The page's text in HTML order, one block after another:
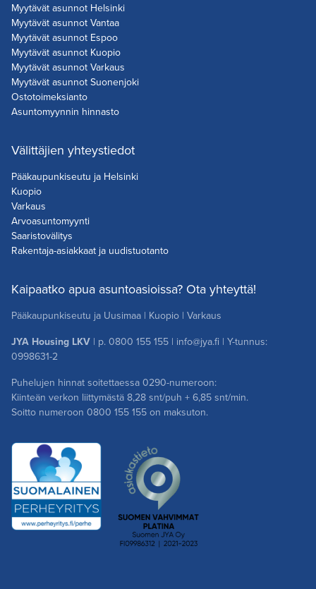
Myytävät asunnot Helsinki
Myytävät asunnot Vantaa
Myytävät asunnot Espoo
Myytävät asunnot Kuopio
Myytävät asunnot Varkaus
Myytävät asunnot Suonenjoki
Ostotoimeksianto
Asuntomyynnin hinnasto
Välittäjien yhteystiedot
Pääkaupunkiseutu ja Helsinki
Kuopio
Varkaus
Arvoasuntomyynti
Saaristovälitys
Rakentaja-asiakkaat ja uudistuotanto
Kaipaatko apua asuntoasioissa? Ota yhteyttä!
Pääkaupunkiseutu ja Uusimaa | Kuopio | Varkaus
JYA Housing LKV | p. 0800 155 155 | info@jya.fi | Y-tunnus:
0998631-2
Puhelujen hinnat soitettaessa 0290-numeroon:
Kiinteän verkon liittymästä 8,28 snt/puh + 6,85 snt/min.
Soitto numeroon 0800 155 155 on maksuton.